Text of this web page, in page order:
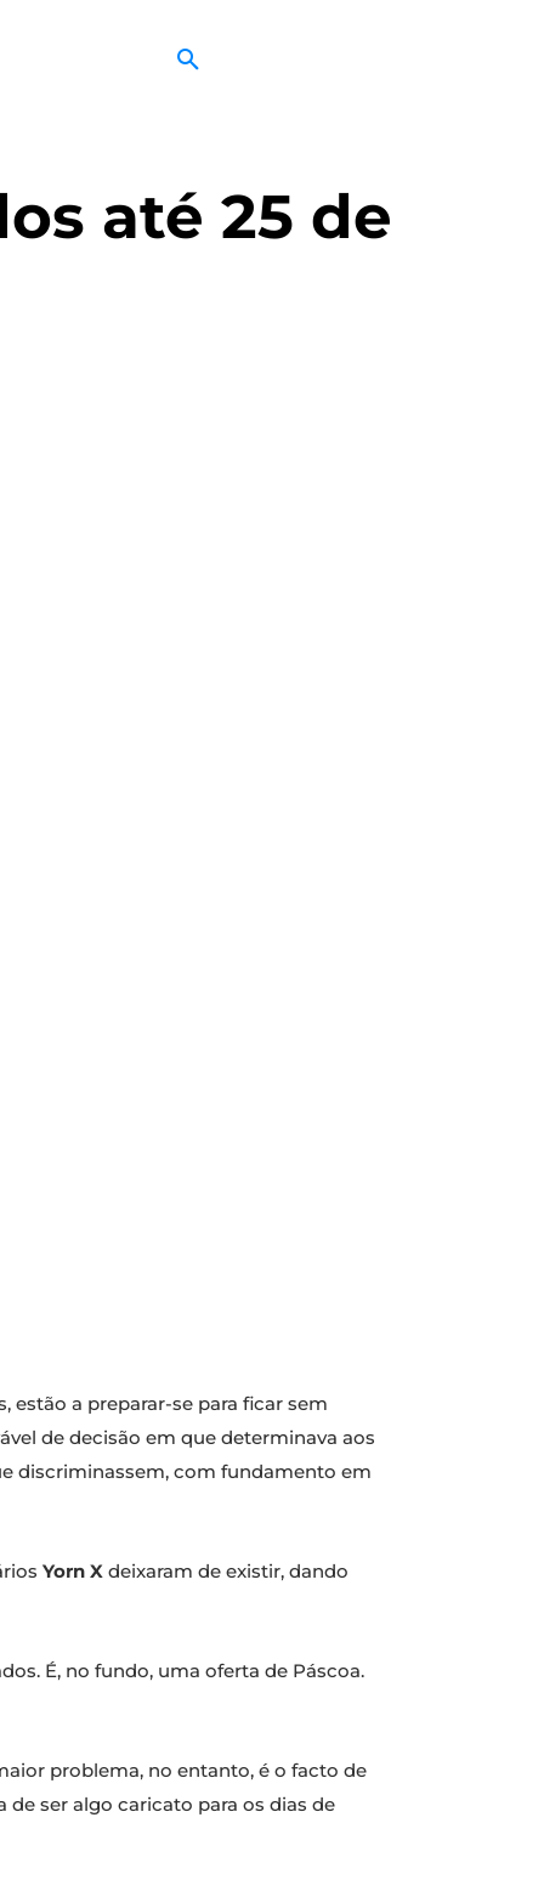
até 25 de
estão a preparar-se para ficar sem
de decisão em que determinava aos
discriminassem, com fundamento em
Yorn X deixaram de existir, dando
É, no fundo, uma oferta de Páscoa.
problema, no entanto, é o facto de
ser algo caricato para os dias de